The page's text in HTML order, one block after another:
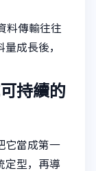
料傳輸往往
成長後，
持續的
它當成第一
定型，再導